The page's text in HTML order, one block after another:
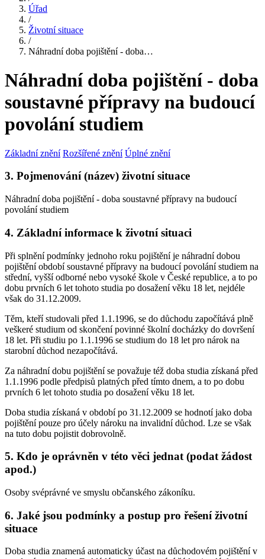
Úřad
/
Životní situace
/
Náhradní doba pojištění - doba…
Náhradní doba pojištění - doba
soustavné přípravy na budoucí
povolání studiem
Základní znění Rozšířené znění Úplné znění
3. Pojmenování (název) životní situace
Náhradní doba pojištění - doba soustavné přípravy na budoucí
povolání studiem
4. Základní informace k životní situaci
Při splnění podmínky jednoho roku pojištění je náhradní dobou
pojištění období soustavné přípravy na budoucí povolání studiem na
střední, vyšší odborné nebo vysoké škole v České republice, a to po
dobu prvních 6 let tohoto studia po dosažení věku 18 let, nejdéle
však do 31.12.2009.
Těm, kteří studovali před 1.1.1996, se do důchodu započítává plně
veškeré studium od skončení povinné školní docházky do dovršení
18 let. Při studiu po 1.1.1996 se studium do 18 let pro nárok na
starobní důchod nezapočítává.
Za náhradní dobu pojištění se považuje též doba studia získaná před
1.1.1996 podle předpisů platných před tímto dnem, a to po dobu
prvních 6 let tohoto studia po dosažení věku 18 let.
Doba studia získaná v období po 31.12.2009 se hodnotí jako doba
pojištění pouze pro účely nároku na invalidní důchod. Lze se však
na tuto dobu pojistit dobrovolně.
5. Kdo je oprávněn v této věci jednat (podat žádost
apod.)
Osoby svéprávné ve smyslu občanského zákoníku.
6. Jaké jsou podmínky a postup pro řešení životní
situace
Doba studia znamená automaticky účast na důchodovém pojištění v